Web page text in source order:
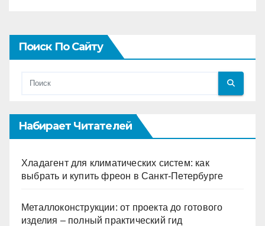
Поиск По Сайту
Набирает Читателей
Хладагент для климатических систем: как
выбрать и купить фреон в Санкт-Петербурге
Металлоконструкции: от проекта до готового
изделия – полный практический гид